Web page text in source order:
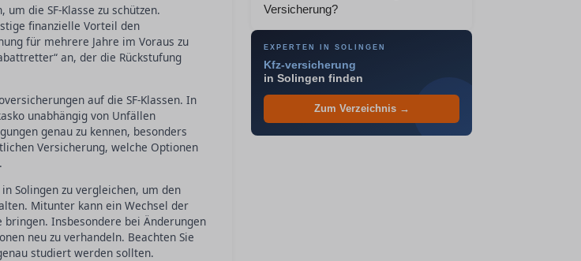
die SF-Klasse zu schützen.
finanzielle Vorteil den
für mehrere Jahre im Voraus zu
an, der die Rückstufung
auf die SF-Klassen. In
unabhängig von Unfällen
genau zu kennen, besonders
Versicherung, welche Optionen
Solingen zu vergleichen, um den
Mitunter kann ein Wechsel der
Insbesondere bei Änderungen
neu zu verhandeln. Beachten Sie
studiert werden sollten.
Versicherung?
EXPERTEN IN SOLINGEN
Kfz-versicherung
in Solingen finden
Zum Verzeichnis →